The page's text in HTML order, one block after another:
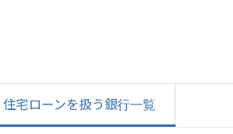
住宅ローンを扱う銀行一覧